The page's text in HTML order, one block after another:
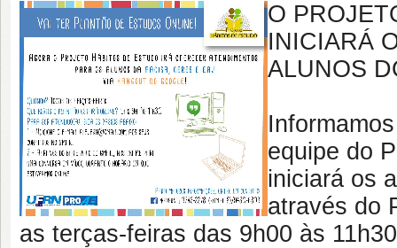
O
INICIARÁ
ALUNOS
equipe do
iniciará os
através do
as terças-feiras das 9h00 às